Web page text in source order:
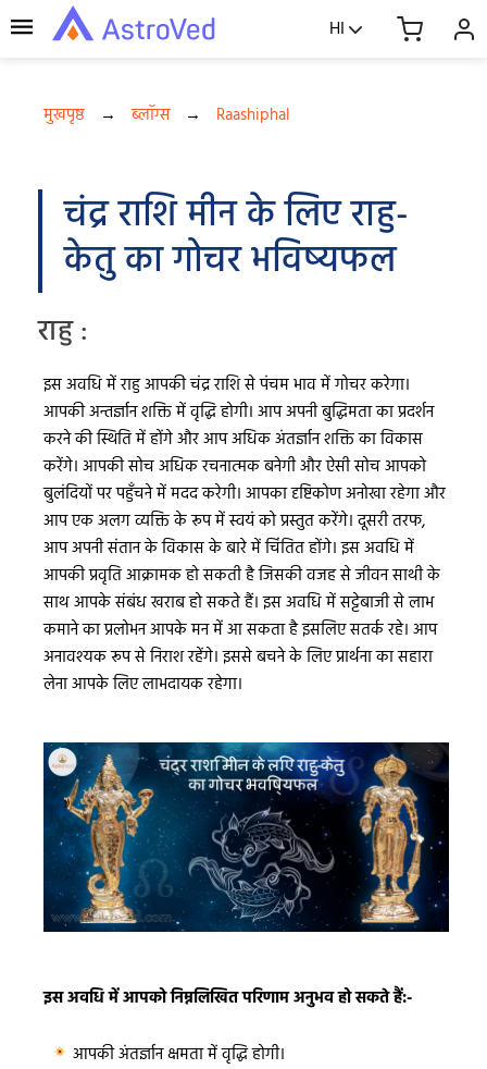
HI
मुखपृष्ठ → ब्लॉग्स → Raashiphal
चंद्र राशि मीन के लिए राहु-
केतु का गोचर भविष्यफल
राहु :
इस अवधि में राहु आपकी चंद्र राशि से पंचम भाव में गोचर करेगा।
आपकी अन्तर्ज्ञान शक्ति में वृद्धि होगी। आप अपनी बुद्धिमता का प्रदर्शन
करने की स्थिति में होंगे और आप अधिक अंतर्ज्ञान शक्ति का विकास
करेंगे। आपकी सोच अधिक रचनात्मक बनेगी और ऐसी सोच आपको
बुलंदियों पर पहुँचने में मदद करेगी। आपका दृष्टिकोण अनोखा रहेगा और
आप एक अलग व्यक्ति के रूप में स्वयं को प्रस्तुत करेंगे। दूसरी तरफ,
आप अपनी संतान के विकास के बारे में चिंतित होंगे। इस अवधि में
आपकी प्रवृति आक्रामक हो सकती है जिसकी वजह से जीवन साथी के
साथ आपके संबंध खराब हो सकते हैं। इस अवधि में सट्टेबाजी से लाभ
कमाने का प्रलोभन आपके मन में आ सकता है इसलिए सतर्क रहे। आप
अनावश्यक रूप से निराश रहेंगे। इससे बचने के लिए प्रार्थना का सहारा
लेना आपके लिए लाभदायक रहेगा।
इस अवधि में आपको निम्नलिखित परिणाम अनुभव हो सकते हैं:-
आपकी अंतर्ज्ञान क्षमता में वृद्धि होगी।